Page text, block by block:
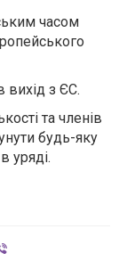
часом
вихід з ЄС.
та членів
будь-яку
уряді.